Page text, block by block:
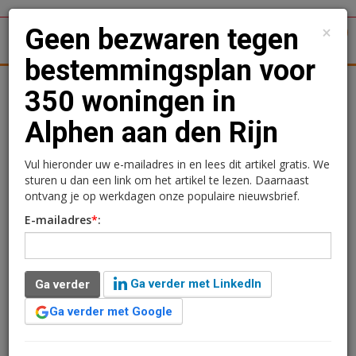
Woningmarkt Kantoren
Geen bezwaren tegen
bestemmingsplan voor
350 woningen in Alphen
aan den Rijn
Redactie
25 september 2024 om 14:30
1 minuut leestijd
Er zijn geen bezwaren tegen het bestemmingsplan
×
Geen bezwaren tegen
bestemmingsplan voor
350 woningen in
Alphen aan den Rijn
Vul hieronder uw e-mailadres in en lees dit artikel gratis. We
sturen u dan een link om het artikel te lezen. Daarnaast
ontvang je op werkdagen onze populaire nieuwsbrief.
E-mailadres*:
Ga verder
Ga verder met LinkedIn
Ga verder met Google